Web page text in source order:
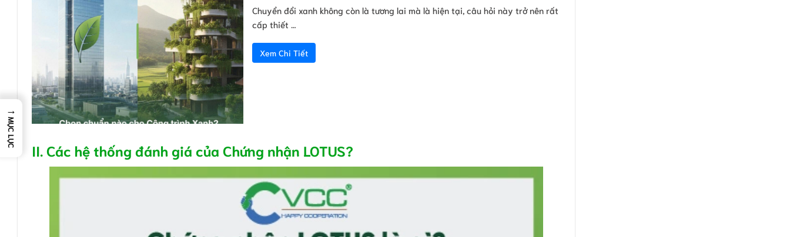
Chuyển đổi xanh không còn là tương lai mà là hiện tại, câu hỏi này trở nên rất
cấp thiết …
Xem Chi Tiết
II. Các hệ thống đánh giá của Chứng nhận LOTUS?
→
MỤC LỤC